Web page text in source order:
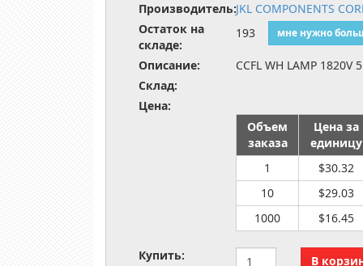
Производитель:JKL COMPONENTS
Остаток на
складе:
193 мне нужно
Описание:
CCFL WH LAMP 1820V
Склад:
Цена:
Объем
заказа
Цена за
единицу
1
$30.32
10
$29.03
1000
$16.45
Купить: